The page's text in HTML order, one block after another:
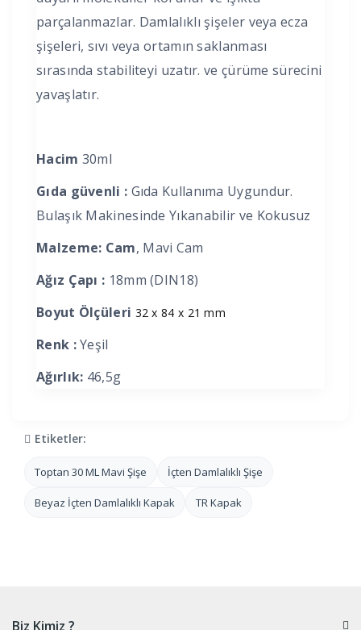
parçalanmazlar. Damlalıklı şişeler veya ecza
şişeleri, sıvı veya ortamın saklanması
sırasında stabiliteyi uzatır. ve çürüme sürecini
yavaşlatır.
Hacim 30ml
Gıda güvenli : Gıda Kullanıma Uygundur.
Bulaşık Makinesinde Yıkanabilir ve Kokusuz
Malzeme: Cam, Mavi Cam
Ağız Çapı : 18mm (DIN18)
Boyut Ölçüleri 32 x 84 x 21 mm
Renk :Yeşil
Ağırlık: 46,5g
Etiketler:
Toptan 30 ML Mavi Şişe İçten Damlalıklı Şişe
Beyaz İçten Damlalıklı Kapak TR Kapak
Biz Kimiz ?